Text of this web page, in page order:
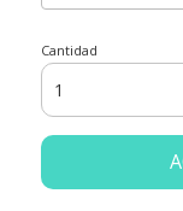
Cantidad